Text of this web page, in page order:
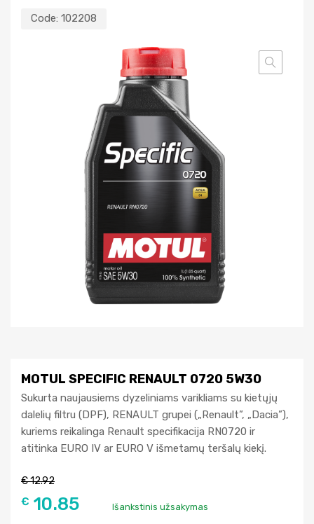
Code: 102208
MOTUL SPECIFIC RENAULT 0720 5W30
Sukurta naujausiems dyzeliniams varikliams su kietųjų
dalelių filtru (DPF), RENAULT grupei („Renault”, „Dacia”),
kuriems reikalinga Renault specifikacija RN0720 ir
atitinka EURO IV ar EURO V išmetamų teršalų kiekį.
€12.92
€ 10.85 Išankstinis užsakymas